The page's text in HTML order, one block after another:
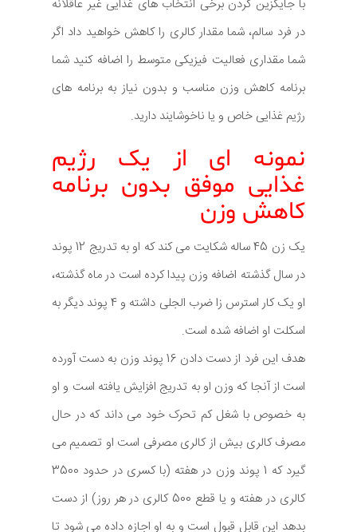
با جایگزین کردن برخی انتخاب های غذایی غیر عاقلانه
در فرد سالم، شما مقدار کالری را کاهش خواهید داد اگر
شما مقداری فعالیت فیزیکی متوسط را اضافه کنید شما
برنامه کاهش وزن مناسب و بدون نیاز به برنامه های
رژیم غذایی خاص و یا ناخوشایند دارید.
نمونه ای از یک رژیم
غذایی موفق بدون برنامه
کاهش وزن
یک زن 45 ساله شکایت می کند که او به تدریج 12 پوند
در سال گذشته اضافه وزن پیدا کرده است در ماه گذشته،
او یک کار استرس زا ضرب الجلی داشته و 4 پوند دیگر به
اسکلت او اضافه شده است.
هدف این فرد از دست دادن 16 پوند وزن به دست آورده
است از آنجا که وزن او به تدریج افزایش یافته است و او
به خصوص با شغل کم تحرک خود می داند که در حال
مصرف کالری بیش از کالری مصرفی است او تصمیم می
گیرد که 1 پوند وزن در هفته (با کسری در حدود 3500
کالری در هفته و یا قطع 500 کالری در هر روز) از دست
بدهد این قابل قبول است و به او اجازه داده می شود تا